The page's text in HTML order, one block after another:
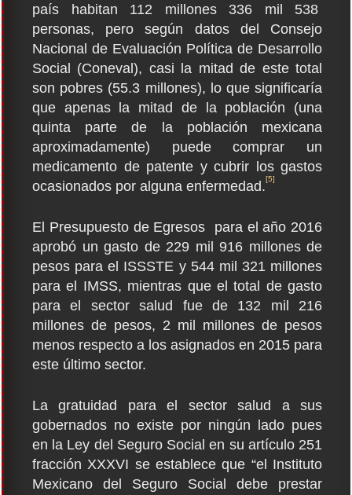
país habitan 112 millones 336 mil 538
personas, pero según datos del Consejo
Nacional de Evaluación Política de Desarrollo
Social (Coneval), casi la mitad de este total
son pobres (55.3 millones), lo que significaría
que apenas la mitad de la población (una
quinta parte de la población mexicana
aproximadamente) puede comprar un
medicamento de patente y cubrir los gastos
ocasionados por alguna enfermedad.[5]
El Presupuesto de Egresos para el año 2016
aprobó un gasto de 229 mil 916 millones de
pesos para el ISSSTE y 544 mil 321 millones
para el IMSS, mientras que el total de gasto
para el sector salud fue de 132 mil 216
millones de pesos, 2 mil millones de pesos
menos respecto a los asignados en 2015 para
este último sector.
La gratuidad para el sector salud a sus
gobernados no existe por ningún lado pues
en la Ley del Seguro Social en su artículo 251
fracción XXXVI se establece que “el Instituto
Mexicano del Seguro Social debe prestar